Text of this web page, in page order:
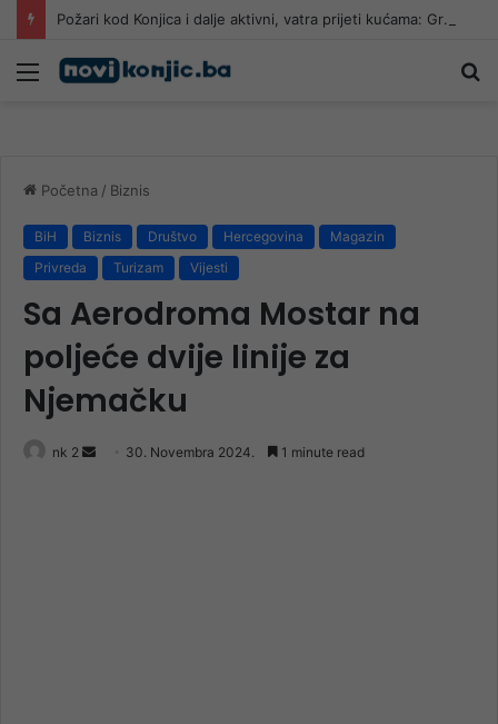
Požari kod Konjica i dalje aktivni, vatra prijeti kućama: Građani uznemireni, gašenje se nastavlja tokom noći
Meni
Početna / Biznis
BiH Biznis Društvo Hercegovina
Magazin
Privreda
Turizam Vijesti
Sa Aerodroma Mostar na
poljeće dvije linije za
Njemačku
nk 2
Send 30. Novembra 2024. 1 minute read